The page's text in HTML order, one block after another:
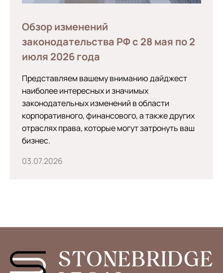
Обзор изменений
законодательства РФ с 28 мая по 2
июля 2026 года
Представляем вашему вниманию дайджест
наиболее интересных и значимых
законодательных изменений в области
корпоративного, финансового, а также других
отраслях права, которые могут затронуть ваш
бизнес.
03.07.2026